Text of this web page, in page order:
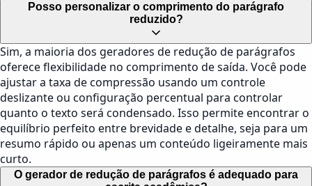
Posso personalizar o comprimento do parágrafo
reduzido?
Sim, a maioria dos geradores de redução de parágrafos
oferece flexibilidade no comprimento de saída. Você pode
ajustar a taxa de compressão usando um controle
deslizante ou configuração percentual para controlar
quanto o texto será condensado. Isso permite encontrar o
equilíbrio perfeito entre brevidade e detalhe, seja para um
resumo rápido ou apenas um conteúdo ligeiramente mais
curto.
O gerador de redução de parágrafos é adequado para